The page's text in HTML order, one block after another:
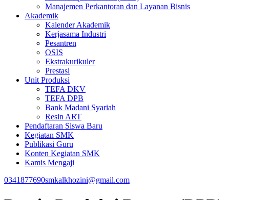
Manajemen Perkantoran dan Layanan Bisnis
Akademik
Kalender Akademik
Kerjasama Industri
Pesantren
OSIS
Ekstrakurikuler
Prestasi
Unit Produksi
TEFA DKV
TEFA DPB
Bank Madani Syariah
Resin ART
Pendaftaran Siswa Baru
Kegiatan SMK
Publikasi Guru
Konten Kegiatan SMK
Kamis Mengaji
0341877690smkalkhozini@gmail.com